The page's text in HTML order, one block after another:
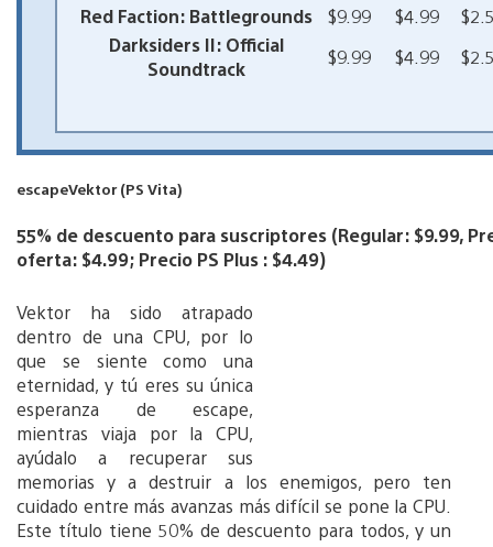
Red Faction: Battlegrounds
$9.99 $4.99
Darksiders II: Official
Soundtrack
$9.99 $4.99
escapeVektor (PS Vita)
55% de descuento para suscriptores (Regular: $9.99,
oferta: $4.99; Precio PS Plus : $4.49)
Vektor ha sido atrapado
dentro de una CPU, por lo
que se siente como una
eternidad, y tú eres su única
esperanza de escape,
mientras viaja por la CPU,
ayúdalo a recuperar sus
memorias y a destruir a los enemigos, pero ten
cuidado entre más avanzas más difícil se pone la CPU.
Este título tiene 50% de descuento para todos, y un